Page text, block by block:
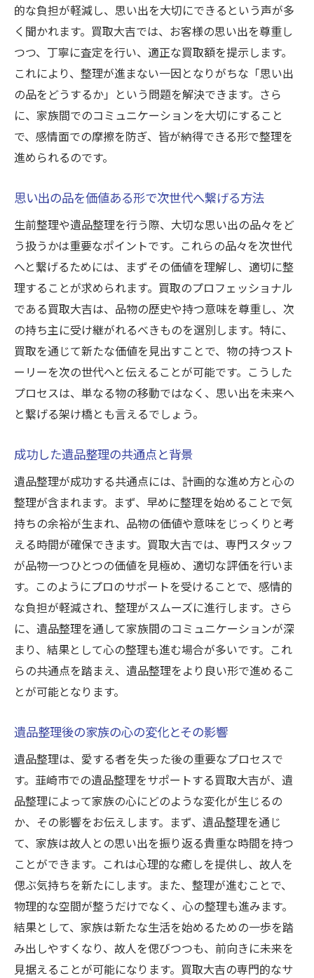
的な負担が軽減し、思い出を大切にできるという声が多
く聞かれます。買取大吉では、お客様の思い出を尊重し
つつ、丁寧に査定を行い、適正な買取額を提示します。
これにより、整理が進まない一因となりがちな「思い出
の品をどうするか」という問題を解決できます。さら
に、家族間でのコミュニケーションを大切にすること
で、感情面での摩擦を防ぎ、皆が納得できる形で整理を
進められるのです。
思い出の品を価値ある形で次世代へ繋げる方法
生前整理や遺品整理を行う際、大切な思い出の品々をど
う扱うかは重要なポイントです。これらの品々を次世代
へと繋げるためには、まずその価値を理解し、適切に整
理することが求められます。買取のプロフェッショナル
である買取大吉は、品物の歴史や持つ意味を尊重し、次
の持ち主に受け継がれるべきものを選別します。特に、
買取を通じて新たな価値を見出すことで、物の持つスト
ーリーを次の世代へと伝えることが可能です。こうした
プロセスは、単なる物の移動ではなく、思い出を未来へ
と繋げる架け橋とも言えるでしょう。
成功した遺品整理の共通点と背景
遺品整理が成功する共通点には、計画的な進め方と心の
整理が含まれます。まず、早めに整理を始めることで気
持ちの余裕が生まれ、品物の価値や意味をじっくりと考
える時間が確保できます。買取大吉では、専門スタッフ
が品物一つひとつの価値を見極め、適切な評価を行いま
す。このようにプロのサポートを受けることで、感情的
な負担が軽減され、整理がスムーズに進行します。さら
に、遺品整理を通して家族間のコミュニケーションが深
まり、結果として心の整理も進む場合が多いです。これ
らの共通点を踏まえ、遺品整理をより良い形で進めるこ
とが可能となります。
遺品整理後の家族の心の変化とその影響
遺品整理は、愛する者を失った後の重要なプロセスで
す。韮崎市での遺品整理をサポートする買取大吉が、遺
品整理によって家族の心にどのような変化が生じるの
か、その影響をお伝えします。まず、遺品整理を通じ
て、家族は故人との思い出を振り返る貴重な時間を持つ
ことができます。これは心理的な癒しを提供し、故人を
偲ぶ気持ちを新たにします。また、整理が進むことで、
物理的な空間が整うだけでなく、心の整理も進みます。
結果として、家族は新たな生活を始めるための一歩を踏
み出しやすくなり、故人を偲びつつも、前向きに未来を
見据えることが可能になります。買取大吉の専門的なサ